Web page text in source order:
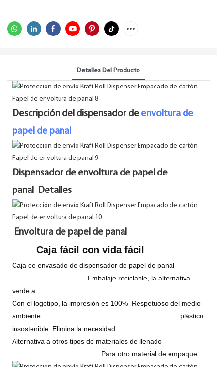
Detalles Del Producto
Descripción del dispensador de envoltura de
papel de panal
Dispensador de envoltura de papel de
panal Detalles
Envoltura de papel de panal
Caja fácil con vida fácil
Caja de envasado de dispensador de papel de panal
Embalaje reciclable, la alternativa
verde a
Con el logotipo, la impresión es 100% Respetuoso del medio
ambiente plástico
insostenible Elimina la necesidad
Alternativa a otros tipos de materiales de llenado
Para otro material de empaque